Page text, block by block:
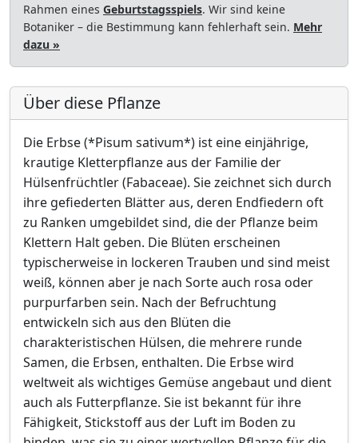
Rahmen eines Geburtstagsspiels. Wir sind keine
Botaniker – die Bestimmung kann fehlerhaft sein. Mehr
dazu »
Über diese Pflanze
Die Erbse (*Pisum sativum*) ist eine einjährige,
krautige Kletterpflanze aus der Familie der
Hülsenfrüchtler (Fabaceae). Sie zeichnet sich durch
ihre gefiederten Blätter aus, deren Endfiedern oft
zu Ranken umgebildet sind, die der Pflanze beim
Klettern Halt geben. Die Blüten erscheinen
typischerweise in lockeren Trauben und sind meist
weiß, können aber je nach Sorte auch rosa oder
purpurfarben sein. Nach der Befruchtung
entwickeln sich aus den Blüten die
charakteristischen Hülsen, die mehrere runde
Samen, die Erbsen, enthalten. Die Erbse wird
weltweit als wichtiges Gemüse angebaut und dient
auch als Futterpflanze. Sie ist bekannt für ihre
Fähigkeit, Stickstoff aus der Luft im Boden zu